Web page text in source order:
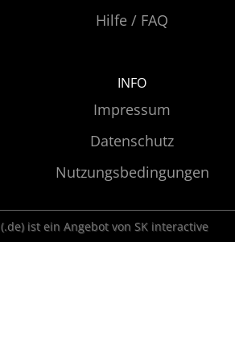
Hilfe / FAQ
INFO
Impressum
Datenschutz
Nutzungsbedingungen
(.de) ist ein Angebot von SK interactive